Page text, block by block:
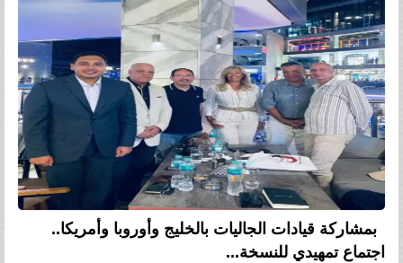
بمشاركة قيادات الجاليات بالخليج وأوروبا وأمريكا..
اجتماع تمهيدي للنسخة...